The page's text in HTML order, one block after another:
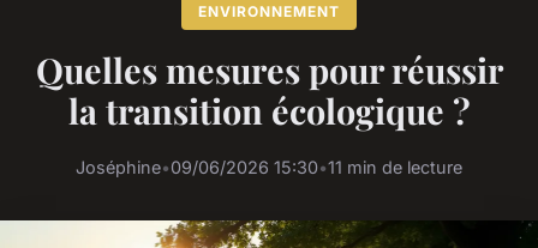
ENVIRONNEMENT
Quelles mesures pour réussir
la transition écologique ?
Joséphine•09/06/2026 15:30•11 min de lecture